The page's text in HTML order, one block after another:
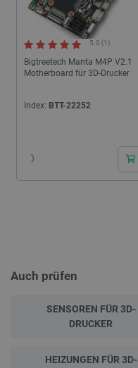
Bigtreetech Manta M4P V2.1
Motherboard für 3D-Drucker
5.0 (1)
Index: BTT-22252
Auch prüfen
SENSOREN FÜR 3D-
DRUCKER
HEIZUNGEN FÜR 3D-